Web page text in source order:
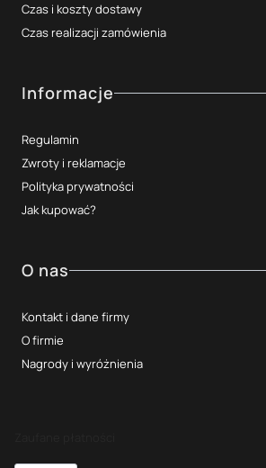
Czas i koszty dostawy
Czas realizacji zamówienia
Informacje
Regulamin
Zwroty i reklamacje
Polityka prywatności
Jak kupować?
O nas
Kontakt i dane firmy
O firmie
Nagrody i wyróżnienia